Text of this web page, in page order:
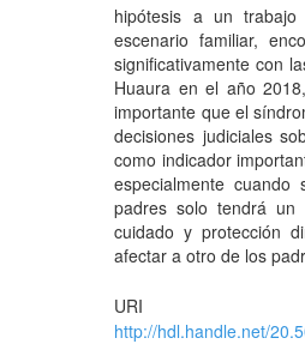
hipótesis a un
escenario familiar,
significativamente con
Huaura en el año
importante que el
decisiones judiciales
como indicador
especialmente
padres solo tendrá
cuidado y protección
afectar a otro de los
URI
http://hdl.handle.net/